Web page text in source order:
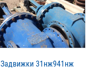
Задвижки 31нж941нж